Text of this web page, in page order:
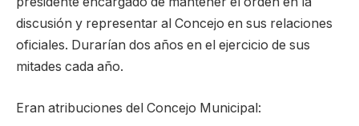
discusión y representar al Concejo en sus relaciones
oficiales. Durarían dos años en el ejercicio de sus
mitades cada año.
Eran atribuciones del Concejo Municipal: